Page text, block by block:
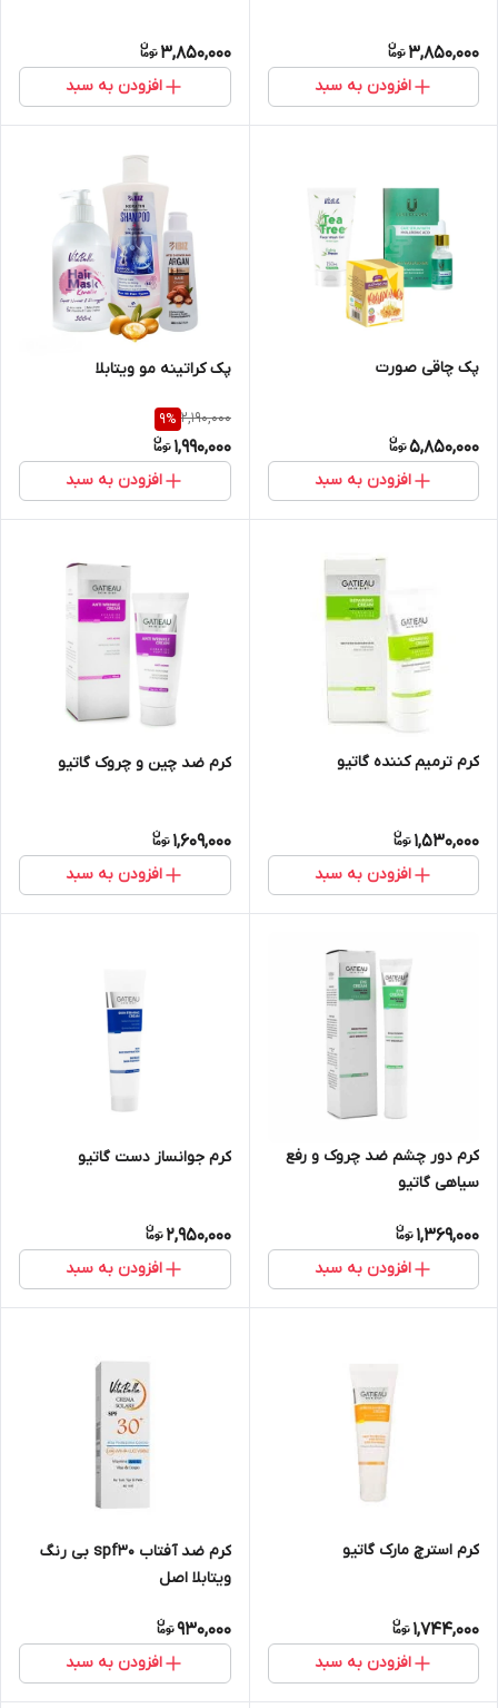
3,850,000
افزودن به سبد
3,850,000
افزودن به سبد
پک چاقی صورت
5,850,000
افزودن به سبد
پک کراتینه مو ویتابلا
2,190,000
9%
1,990,000
افزودن به سبد
کرم ترمیم کننده گاتیو
1,530,000
افزودن به سبد
کرم ضد چین و چروک گاتیو
1,609,000
افزودن به سبد
کرم دور چشم ضد چروک و رفع
سیاهی گاتیو
1,369,000
افزودن به سبد
کرم جوانساز دست گاتیو
2,950,000
افزودن به سبد
کرم استرچ مارک گاتیو
1,744,000
افزودن به سبد
کرم ضد آفتاب spf۳۰ بی رنگ
ویتابلا اصل
930,000
افزودن به سبد